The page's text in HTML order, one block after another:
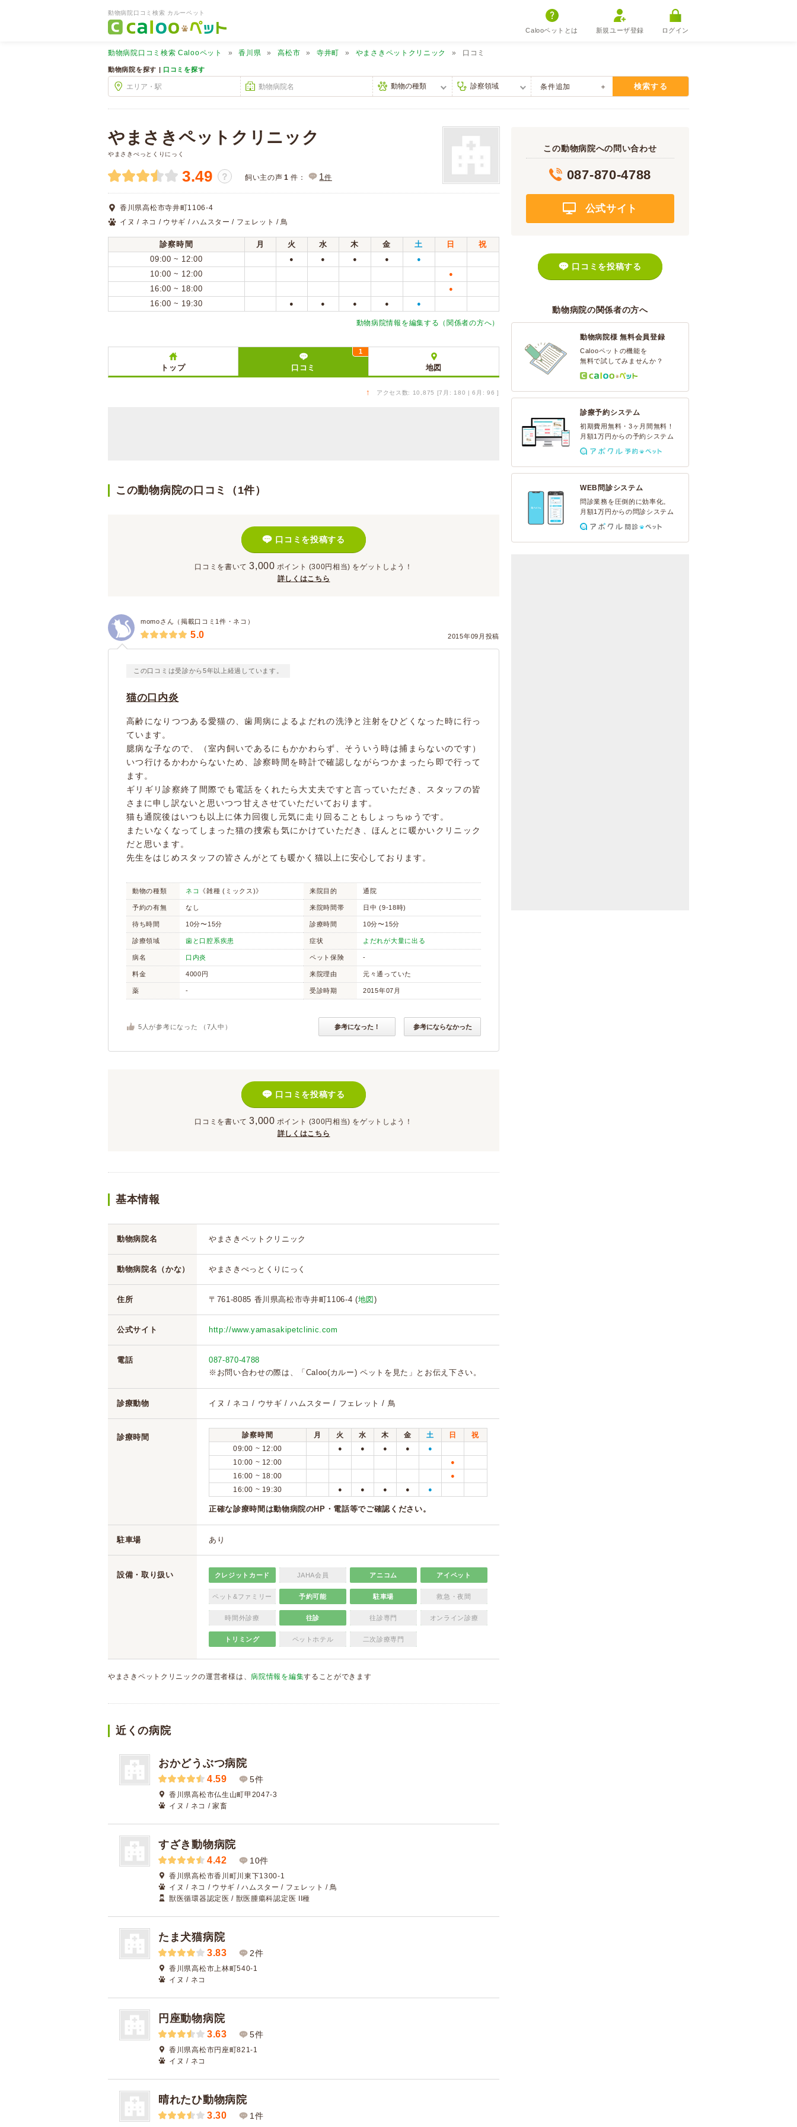
動物病院口コミ検索 カルーペット
Calooペットとは 新規ユーザ登録 ログイン
動物病院口コミ検索 Calooペット 香川県 高松市 寺井町 やまさきペットクリニック 口コミ
動物病院を探す | 口コミを探す
条件追加 検索する
やまさきペットクリニック
やまさきぺっとくりにっく
3.49 ？ 飼い主の声 1 件： 1件
香川県高松市寺井町1106-4
イヌ / ネコ / ウサギ / ハムスター / フェレット / 鳥
診察時間 月 火 水 木 金 土 日
祝
09:00 ~ 12:00
● ● ● ● ●
10:00 ~ 12:00 ●
16:00 ~ 18:00 ●
16:00 ~ 19:30 ● ● ● ● ●
動物病院情報を編集する（関係者の方へ）
トップ 口コミ
1
地図
↑ アクセス数: 10,875 [7月: 180 | 6月: 96 ]
この動物病院の口コミ（1件）
口コミを投稿する
口コミを書いて 3,000 ポイント (300円相当) をゲットしよう！
詳しくはこちら
momoさん（掲載口コミ1件・ネコ）
2015年09月投稿
5.0
この口コミは受診から5年以上経過しています。
猫の口内炎
高齢になりつつある愛猫の、歯周病によるよだれの洗浄と注射をひどくなった時に行っ
ています。
臆病な子なので、（室内飼いであるにもかかわらず、そういう時は捕まらないのです）
いつ行けるかわからないため、診察時間を時計で確認しながらつかまったら即で行って
ます。
ギリギリ診察終了間際でも電話をくれたら大丈夫ですと言っていただき、スタッフの皆
さまに申し訳ないと思いつつ甘えさせていただいております。
猫も通院後はいつも以上に体力回復し元気に走り回ることもしょっちゅうです。
またいなくなってしまった猫の捜索も気にかけていただき、ほんとに暖かいクリニック
だと思います。
先生をはじめスタッフの皆さんがとても暖かく猫以上に安心しております。
動物の種類 ネコ 《雑種 (ミックス)》 来院目的 通院
予約の有無 なし 来院時間帯 日中 (9-18時)
待ち時間 10分〜15分 診療時間 10分〜15分
診療領域 歯と口腔系疾患 症状 よだれが大量に出る
病名 口内炎 ペット保険 -
料金 4000円 来院理由 元々通っていた
薬 - 受診時期 2015年07月
5 人が参考になった （ 7 人中） 参考になった！ 参考にならなかった
口コミを投稿する
口コミを書いて 3,000 ポイント (300円相当) をゲットしよう！
詳しくはこちら
基本情報
動物病院名 やまさきペットクリニック
動物病院名（かな） やまさきぺっとくりにっく
住所 〒761-8085 香川県高松市寺井町1106-4 (地図 )
公式サイト http://www.yamasakipetclinic.com
電話
087-870-4788
※お問い合わせの際は、「Caloo(カルー) ペットを見た」とお伝え下さい。
診療動物 イヌ / ネコ / ウサギ / ハムスター / フェレット / 鳥
診療時間 診察時間 月 火 水 木 金 土 日
祝
09:00 ~ 12:00
● ● ● ● ●
10:00 ~ 12:00 ●
16:00 ~ 18:00 ●
16:00 ~ 19:30 ● ● ● ● ●
正確な診療時間は動物病院のHP・電話等でご確認ください。
駐車場 あり
設備・取り扱い クレジットカード JAHA会員 アニコム アイペット
ペット&ファミリー 予約可能 駐車場 救急・夜間
時間外診療 往診 往診専門 オンライン診療
トリミング ペットホテル 二次診療専門
やまさきペットクリニックの運営者様は、病院情報を編集することができます
近くの病院
おかどうぶつ病院
4.59 5件
香川県高松市仏生山町甲2047-3
イヌ / ネコ / 家畜
すざき動物病院
4.42 10件
香川県高松市香川町川東下1300-1
イヌ / ネコ / ウサギ / ハムスター / フェレット / 鳥
獣医循環器認定医 / 獣医腫瘍科認定医 II種
たま犬猫病院
3.83 2件
香川県高松市上林町540-1
イヌ / ネコ
円座動物病院
3.63 5件
香川県高松市円座町821-1
イヌ / ネコ
晴れたひ動物病院
3.30 1件
この動物病院への問い合わせ
087-870-4788
公式サイト
口コミを投稿する
動物病院の関係者の方へ
動物病院様 無料会員登録
Calooペットの機能を
無料で試してみませんか？
診療予約システム
初期費用無料・3ヶ月間無料！
月額1万円からの予約システム
WEB問診システム
問診業務を圧倒的に効率化。
月額1万円からの問診システム